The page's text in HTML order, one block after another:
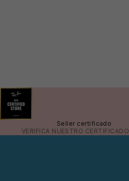
Seller certificado
VERIFICA NUESTRO CERTIFICADO